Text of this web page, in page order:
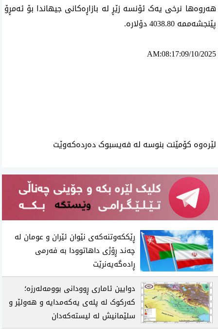
هەروەها نرخی یەک ئۆنسە زێڕ لە بازاڕەکانی جیهاندا بۆ ئەمڕۆ
پێنجشەممە 4038.80 دۆلارە.
AM:08:17:09/10/2025
لێرەوە کۆمێنت بنوسە لە فەیسبوک دەردەکەوێت
ڕێککەوتنەکەی نێوان ئێران و عومان لە
چەند ڕۆژی داهاتوودا بە فەرمی
ڕادەگەیەنرێت
دوایین ئاماری ڕوودانی بوومەلەرزە؛
کەرکوک لە پلەی یەکەمدایە و هەولێر و
سلێمانیش لە لیستەکەدان